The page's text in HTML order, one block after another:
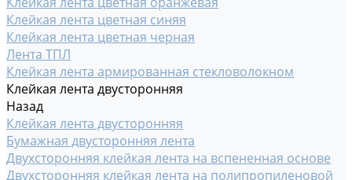
Клейкая лента цветная синяя
Клейкая лента цветная черная
Лента ТПЛ
Клейкая лента армированная стекловолокном
Клейкая лента двусторонняя
Назад
Клейкая лента двусторонняя
Бумажная двусторонняя лента
Двухсторонняя клейкая лента на вспененная основе
Двухсторонняя клейкая лента на полипропиленовой